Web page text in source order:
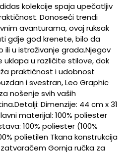
kolekcije spaja upečatljiv
Donoseći trendi
avanturama, ovaj ruksak
gdje god krenete, bilo da
u istraživanje grada.Njegov
uklapa u različite stilove, dok
praktičnost i udobnost
i svestran, Leo Graphic
nošenje svih vaših
Dimenzije: 44 cm x 31
materijal: 100% poliester
100% poliester (100%
polietilen Tkana konstrukcija
Gornja ručka za